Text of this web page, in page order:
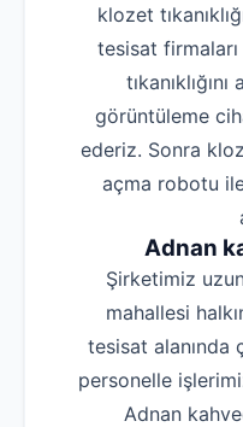
klozet
tesisat
görüntüleme
ederiz. Sonra
açma robotu ile
Adnan
Şirketimiz
mahallesi
tesisat alanında
personelle
Adnan